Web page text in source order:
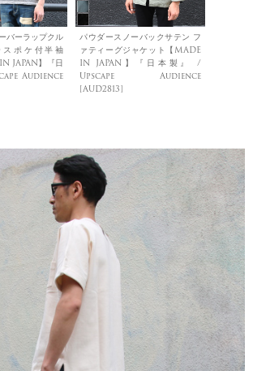
バーラップクル
ポケ付半袖
JAPAN】『日
Audience
パウダースノーバックサテン フ
ァティーグジャケット【MADE
IN JAPAN】『日本製』 /
Upscape Audience
[AUD2813]